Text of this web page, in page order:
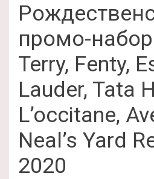
промо-
Terry, Fenty,
Lauder, Tata
L’occitane,
Neal’s Yard
2020